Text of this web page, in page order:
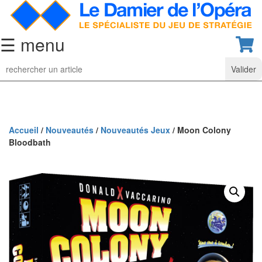
☰ menu
Jeu
d’Echecs
collection
classiques
Pièces
d’échecs
classiques
Coffrets
Accueil / Nouveautés / Nouveautés Jeux / Moon Colony
Bloodbath